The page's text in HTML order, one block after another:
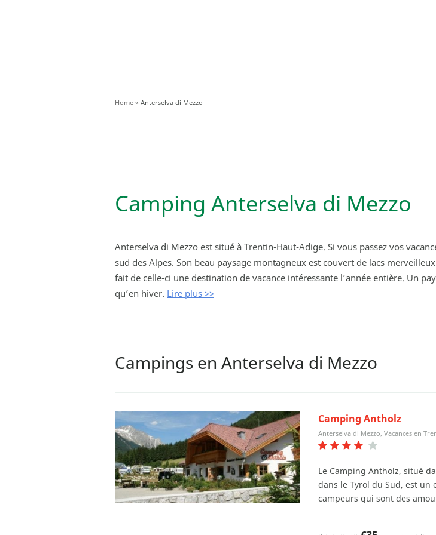
Home » Anterselva di Mezzo
Camping Anterselva di Mezzo
Anterselva di Mezzo est situé à Trentin-Haut-Adige. Si vous passez vos
sud des Alpes. Son beau paysage montagneux est couvert de lacs
fait de celle-ci une destination de vacance intéressante l’année entière. Un
qu’en hiver. Lire plus >>
Campings en Anterselva di Mezzo
Camping Antholz
Anterselva di Mezzo, Vacances en
Le Camping Antholz, situé
dans le Tyrol du Sud, est
campeurs qui sont des